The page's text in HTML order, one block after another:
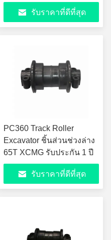
รับราคาที่ดีที่สุด
PC360 Track Roller
Excavator ชิ้นส่วนช่วงล่าง
65T XCMG รับประกัน 1 ปี
รับราคาที่ดีที่สุด